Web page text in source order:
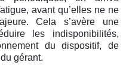
avant qu’elles ne ne
Cela s’avère une
les indisponibilités,
du dispositif, de
gérant.